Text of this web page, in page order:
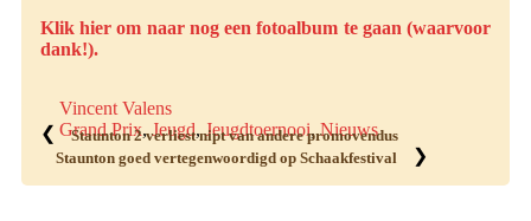
Klik hier om naar nog een fotoalbum te gaan (waarvoor
dank!).
Vincent Valens
Grand Prix,Jeugd,Jeugdtoernooi,Nieuws
❮
Staunton 2 verliest nipt van andere promovendus
Staunton goed vertegenwoordigd op Schaakfestival
❯